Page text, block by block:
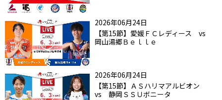
2026年06月24日
【第15節】愛媛ＦＣレディース vs
岡山湯郷Ｂｅｌｌｅ
2026年06月24日
【第15節】ＡＳハリマアルビオン
vs 静岡ＳＳＵボニータ